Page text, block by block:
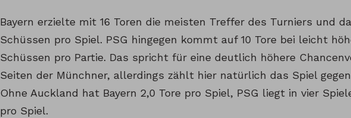
Bayern erzielte mit 16 Toren die meisten Treffer des Turniers und
Schüssen pro Spiel. PSG hingegen kommt auf 10 Tore bei leicht
Schüssen pro Partie. Das spricht für eine deutlich höhere
Seiten der Münchner, allerdings zählt hier natürlich das Spiel
Ohne Auckland hat Bayern 2,0 Tore pro Spiel, PSG liegt in vier
pro Spiel.